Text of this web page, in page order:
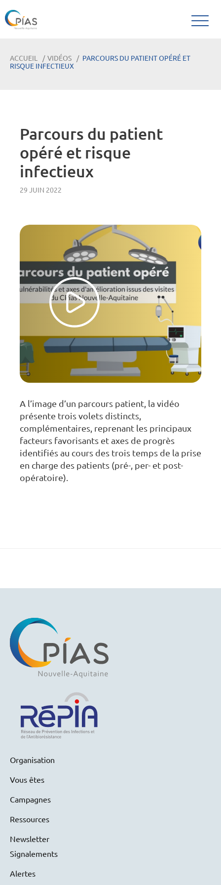
ACCUEIL VIDÉOS
PARCOURS DU PATIENT OPÉRÉ ET
RISQUE INFECTIEUX
Parcours du patient
opéré et risque
infectieux
29 JUIN 2022
A l’image d’un parcours patient, la vidéo
présente trois volets distincts,
complémentaires, reprenant les principaux
facteurs favorisants et axes de progrès
identifiés au cours des trois temps de la prise
en charge des patients (pré-, per- et post-
opératoire).
Organisation
Vous êtes
Campagnes
Ressources
Newsletter
Signalements
Alertes